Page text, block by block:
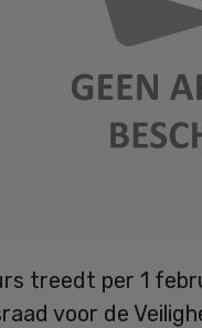
treedt per 1
voor de